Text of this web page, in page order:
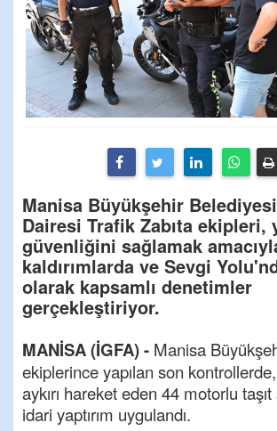
Manisa Büyükşehir
Dairesi Trafik Zabıta ekipleri,
güvenliğini sağlamak
kaldırımlarda ve Sevgi
olarak kapsamlı denetimler
gerçekleştiriyor.
MANİSA (İGFA) - Manisa
ekiplerince yapılan son
aykırı hareket eden 44 motorlu
idari yaptırım uygulandı.